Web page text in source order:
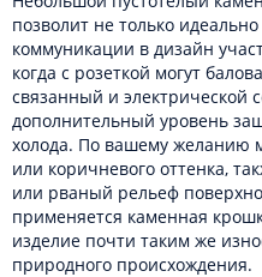
позволит не только
коммуникации в дизайн
когда с розеткой могут
связанный и электрической
дополнительный уровень
холода. По вашему желанию
или коричневого оттенка,
или рваный рельеф
применяется каменная
изделие почти таким же
природного происхождения.